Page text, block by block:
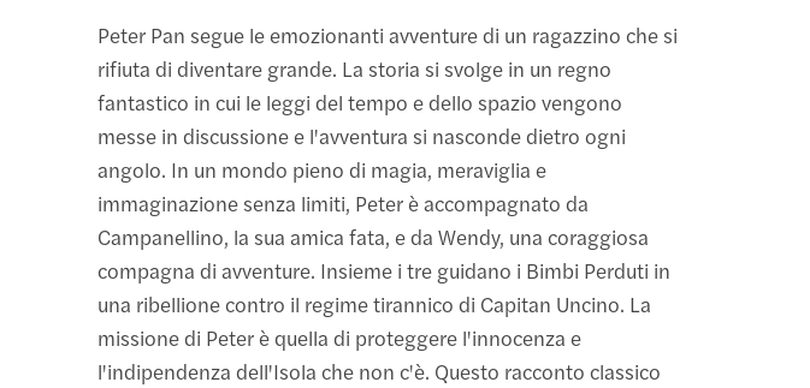
Peter Pan segue le emozionanti avventure di un ragazzino che si
rifiuta di diventare grande. La storia si svolge in un regno
fantastico in cui le leggi del tempo e dello spazio vengono
messe in discussione e l'avventura si nasconde dietro ogni
angolo. In un mondo pieno di magia, meraviglia e
immaginazione senza limiti, Peter è accompagnato da
Campanellino, la sua amica fata, e da Wendy, una coraggiosa
compagna di avventure. Insieme i tre guidano i Bimbi Perduti in
una ribellione contro il regime tirannico di Capitan Uncino. La
missione di Peter è quella di proteggere l'innocenza e
l'indipendenza dell'Isola che non c'è. Questo racconto classico